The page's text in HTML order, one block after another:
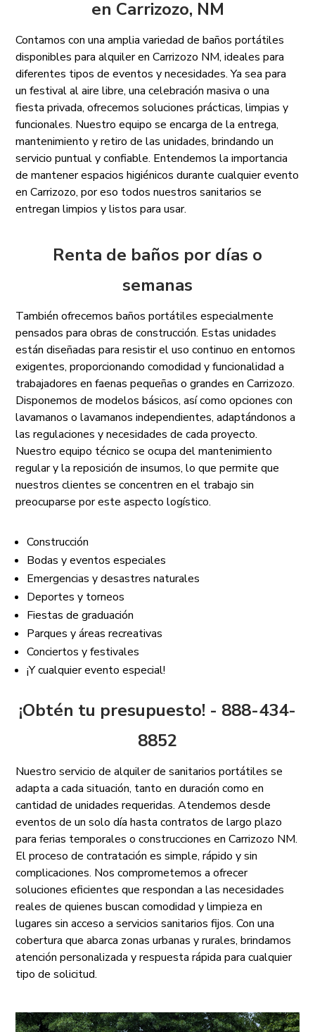
en Carrizozo, NM
Contamos con una amplia variedad de baños portátiles
disponibles para alquiler en Carrizozo NM, ideales para
diferentes tipos de eventos y necesidades. Ya sea para
un festival al aire libre, una celebración masiva o una
fiesta privada, ofrecemos soluciones prácticas, limpias y
funcionales. Nuestro equipo se encarga de la entrega,
mantenimiento y retiro de las unidades, brindando un
servicio puntual y confiable. Entendemos la importancia
de mantener espacios higiénicos durante cualquier evento
en Carrizozo, por eso todos nuestros sanitarios se
entregan limpios y listos para usar.
Renta de baños por días o
semanas
También ofrecemos baños portátiles especialmente
pensados para obras de construcción. Estas unidades
están diseñadas para resistir el uso continuo en entornos
exigentes, proporcionando comodidad y funcionalidad a
trabajadores en faenas pequeñas o grandes en Carrizozo.
Disponemos de modelos básicos, así como opciones con
lavamanos o lavamanos independientes, adaptándonos a
las regulaciones y necesidades de cada proyecto.
Nuestro equipo técnico se ocupa del mantenimiento
regular y la reposición de insumos, lo que permite que
nuestros clientes se concentren en el trabajo sin
preocuparse por este aspecto logístico.
Construcción
Bodas y eventos especiales
Emergencias y desastres naturales
Deportes y torneos
Fiestas de graduación
Parques y áreas recreativas
Conciertos y festivales
¡Y cualquier evento especial!
¡Obtén tu presupuesto! - 888-434-
8852
Nuestro servicio de alquiler de sanitarios portátiles se
adapta a cada situación, tanto en duración como en
cantidad de unidades requeridas. Atendemos desde
eventos de un solo día hasta contratos de largo plazo
para ferias temporales o construcciones en Carrizozo NM.
El proceso de contratación es simple, rápido y sin
complicaciones. Nos comprometemos a ofrecer
soluciones eficientes que respondan a las necesidades
reales de quienes buscan comodidad y limpieza en
lugares sin acceso a servicios sanitarios fijos. Con una
cobertura que abarca zonas urbanas y rurales, brindamos
atención personalizada y respuesta rápida para cualquier
tipo de solicitud.